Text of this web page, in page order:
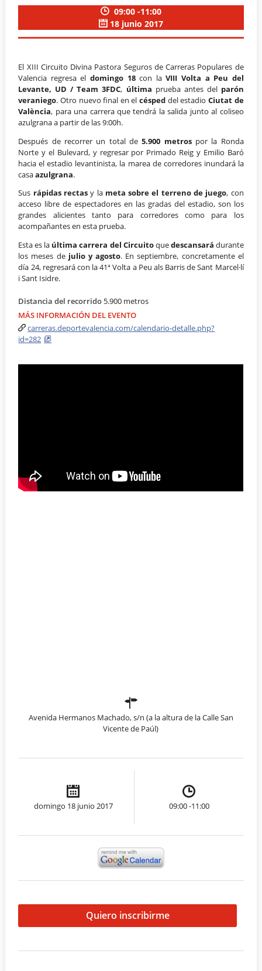
09:00 -11:00
18 junio 2017
El XIII Circuito Divina Pastora Seguros de Carreras Populares de
Valencia regresa eldomingo 18con laVIII Volta a Peu del
Levante, UD / Team 3FDC, última prueba antes del parón
veraniego. Otro nuevo final en elcésped del estadioCiutat de
València, para una carrera que tendrá la salida junto al coliseo
azulgrana a partir de las 9:00h.
Después de recorrer un total de5.900 metrospor la Ronda
Norte y el Bulevard, y regresar por Primado Reig y Emilio Baró
hacia el estadio levantinista, la marea de corredores inundará la
casaazulgrana.
Sus rápidas rectasy lameta sobre el terreno de juego, con
acceso libre de espectadores en las gradas del estadio, son los
grandes alicientes tanto para corredores como para los
acompañantes en esta prueba.
Esta es la última carrera del Circuitoquedescansará durante
los meses de julio y agosto. En septiembre, concretamente el
día 24, regresará con la 41ª Volta a Peu als Barris de Sant Marcel·lí
i Sant Isidre.
Distancia del recorrido 5.900 metros
MÁS INFORMACIÓN DEL EVENTO
carreras.deportevalencia.com/calendario-detalle.php?
id=282
Avenida Hermanos Machado, s/n (a la altura de la Calle San
Vicente de Paúl)
domingo 18 junio 2017 09:00 -11:00
Quiero inscribirme